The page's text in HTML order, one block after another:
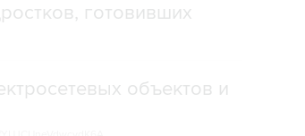
готовивших
объектов и